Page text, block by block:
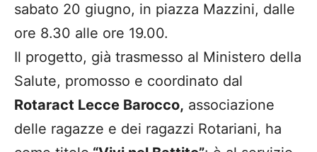
sabato 20 giugno, in piazza Mazzini, dalle
ore 8.30 alle ore 19.00.
Il progetto, già trasmesso al Ministero della
Salute, promosso e coordinato dal
Rotaract Lecce Barocco, associazione
delle ragazze e dei ragazzi Rotariani, ha